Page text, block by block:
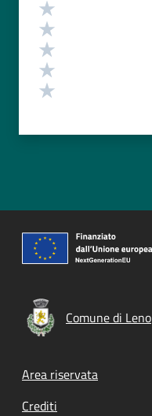
Comune di Leno
Footer menu
Area riservata
Crediti